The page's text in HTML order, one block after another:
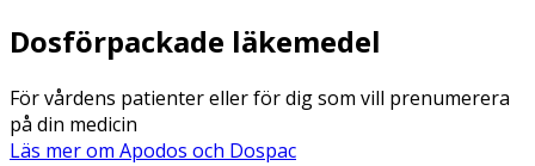
Dosförpackade läkemedel
För vårdens patienter eller för dig som vill prenumerera
på din medicin
Läs mer om Apodos och Dospac